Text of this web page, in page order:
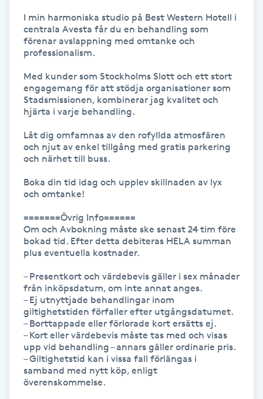
Gua Sha-massage
Headspa
Healing
Herrklippning
HIFU
Hollywood Peel
Hot Stone Massage
Hot yoga
Hudföryngring
Huduppstramning
I min harmoniska studio på Best Western Hotell i
centrala Avesta får du en behandling som
förenar avslappning med omtanke och
professionalism.
Med kunder som Stockholms Slott och ett stort
engagemang för att stödja organisationer som
Stadsmissionen, kombinerar jag kvalitet och
hjärta i varje behandling.
Låt dig omfamnas av den rofyllda atmosfären
och njut av enkel tillgång med gratis parkering
och närhet till buss.
Boka din tid idag och upplev skillnaden av lyx
och omtanke!
=======Övrig Info======
Om och Avbokning måste ske senast 24 tim före
bokad tid. Efter detta debiteras HELA summan
plus eventuella kostnader.
– Presentkort och värdebevis gäller i sex månader
från inköpsdatum, om inte annat anges.
– Ej utnyttjade behandlingar inom
giltighetstiden förfaller efter utgångsdatumet.
– Borttappade eller förlorade kort ersätts ej.
– Kort eller värdebevis måste tas med och visas
upp vid behandling – annars gäller ordinarie pris.
– Giltighetstid kan i vissa fall förlängas i
samband med nytt köp, enligt
överenskommelse.